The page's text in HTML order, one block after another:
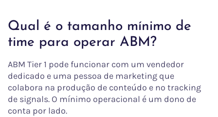
Qual é o tamanho mínimo de
time para operar ABM?
ABM Tier 1 pode funcionar com um vendedor
dedicado e uma pessoa de marketing que
colabora na produção de conteúdo e no tracking
de signals. O mínimo operacional é um dono de
conta por lado.